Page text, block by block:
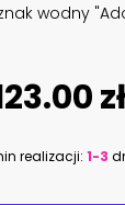
wodny
realizacji: 1-3